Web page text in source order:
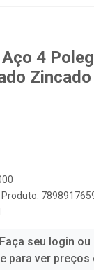
4
Faça seu login ou
para ver preços